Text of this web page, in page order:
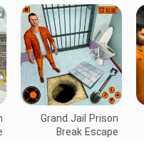
Grand Jail Prison
Break Escape